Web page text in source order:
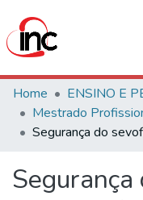
Communities &
Statistics
Home ENSINO E